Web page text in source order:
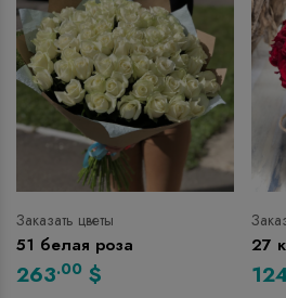
Заказать цветы
51 белая роза
263.00 $
27